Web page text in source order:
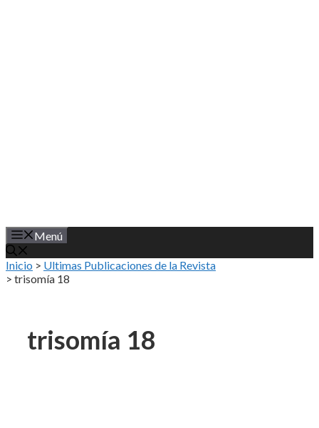
Menú
Inicio > Ultimas Publicaciones de la Revista
> trisomía 18
trisomía 18